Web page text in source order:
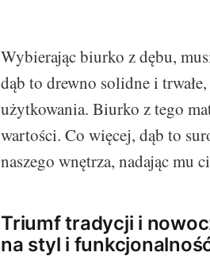
Wybierając biurko z dębu,
dąb to drewno solidne i
użytkowania. Biurko z tego
wartości. Co więcej, dąb to
naszego wnętrza, nadając mu
Triumf tradycji i
na styl i